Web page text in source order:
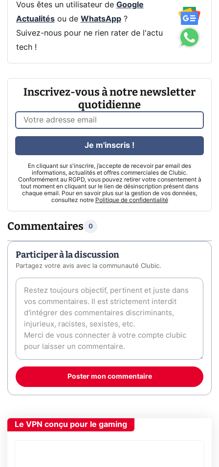
Vous êtes un utilisateur de Google
Actualitésou de WhatsApp?
Suivez-nous pour ne rien rater de l'actu
tech !
Inscrivez-vous à notre newsletter
quotidienne
En cliquant sur s'inscrire, j’accepte de recevoir par email des
informations, actualités et offres commerciales de Clubic.
Conformément au RGPD, vous pouvez retirer votre consentement à
tout moment en cliquant sur le lien de désinscription présent dans
chaque email. Pour en savoir plus sur la gestion de vos données,
consultez notre Politique de confidentialité
Je m'inscris !
Commentaires 0
Participer à la discussion
Partagez votre avis avec la communauté Clubic.
Poster mon commentaire
Le VPN conçu pour le gaming